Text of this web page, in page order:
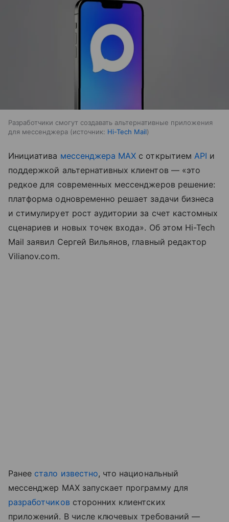
Разработчики смогут создавать альтернативные приложения
для мессенджера
источник: Hi-Tech Mail
Инициатива мессенджера MAX с открытием API и
поддержкой альтернативных клиентов — «это
редкое для современных мессенджеров решение:
платформа одновременно решает задачи бизнеса
и стимулирует рост аудитории за счет кастомных
сценариев и новых точек входа». Об этом Hi-Tech
Mail заявил Сергей Вильянов, главный редактор
Vilianov.com.
Ранее стало известно, что национальный
мессенджер MAX запускает программу для
разработчиков сторонних клиентских
приложений. В числе ключевых требований —